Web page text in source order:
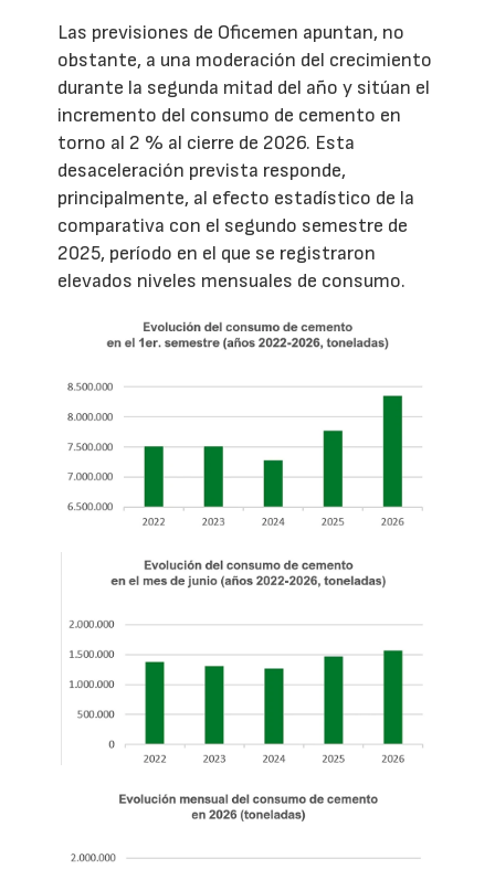
Las previsiones de Oficemen apuntan, no
obstante, a una moderación del crecimiento
durante la segunda mitad del año y sitúan el
incremento del consumo de cemento en
torno al 2 % al cierre de 2026. Esta
desaceleración prevista responde,
principalmente, al efecto estadístico de la
comparativa con el segundo semestre de
2025, período en el que se registraron
elevados niveles mensuales de consumo.